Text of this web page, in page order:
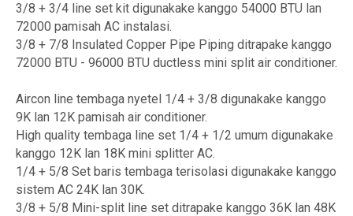
3/8 + 3/4 line set kit digunakake kanggo 54000 BTU lan
72000 pamisah AC instalasi.
3/8 + 7/8 Insulated Copper Pipe Piping ditrapake kanggo
72000 BTU - 96000 BTU ductless mini split air conditioner.
Aircon line tembaga nyetel 1/4 + 3/8 digunakake kanggo
9K lan 12K pamisah air conditioner.
High quality tembaga line set 1/4 + 1/2 umum digunakake
kanggo 12K lan 18K mini splitter AC.
1/4 + 5/8 Set baris tembaga terisolasi digunakake kanggo
sistem AC 24K lan 30K.
3/8 + 5/8 Mini-split line set ditrapake kanggo 36K lan 48K